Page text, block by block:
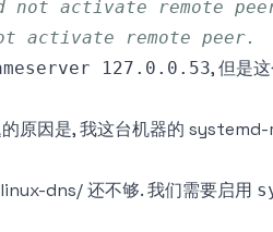
not activate remote
activate remote peer.
127.0.0.53, 但是
原因是, 我这台机器的
dns/还不够. 我们需要启用